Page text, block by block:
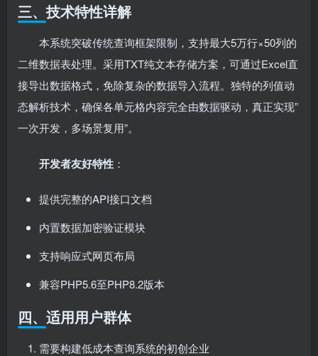
三、技术特性详解
本系统突破传统查询框架限制，支持最大5万行×50列的
二维数据表处理。采用TXT纯文本存储方案，可通过Excel直
接导出数据格式，免除复杂的数据导入流程。独特的列值动
态解析技术，确保各单元格内容完全由数据驱动，真正实现”
一次开发，多场景复用”。
开发者友好特性 ：
提供完整的API接口文档
内置数据加密验证模块
支持响应式网页布局
兼容PHP5.6至PHP8.2版本
四、适用用户群体
需要构建低成本查询系统的初创企业